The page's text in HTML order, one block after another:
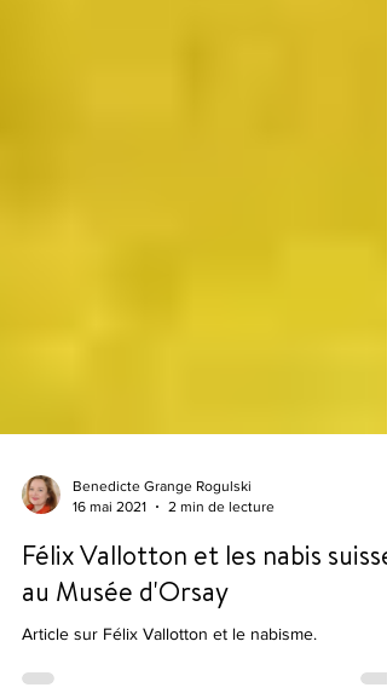
Félix Vallotton et les nabis suisses
au Musée d'Orsay